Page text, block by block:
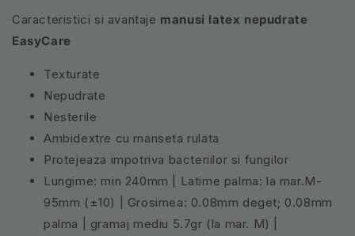
Caracteristici si avantaje manusi latex nepudrate
EasyCare
Texturate
Nepudrate
Nesterile
Ambidextre cu manseta rulata
Protejeaza impotriva bacteriilor si fungilor
Lungime: min 240mm | Latime palma: la mar.M-
95mm (±10) | Grosimea: 0.08mm deget; 0.08mm
palma | gramaj mediu 5.7gr (la mar. M) |